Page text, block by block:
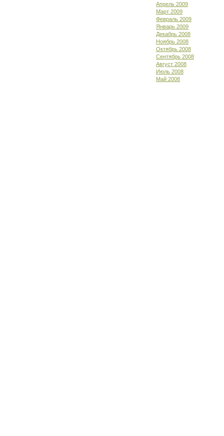
Апрель 2009
Март 2009
Февраль 2009
Январь 2009
Декабрь 2008
Ноябрь 2008
Октябрь 2008
Сентябрь 2008
Август 2008
Июль 2008
Май 2008